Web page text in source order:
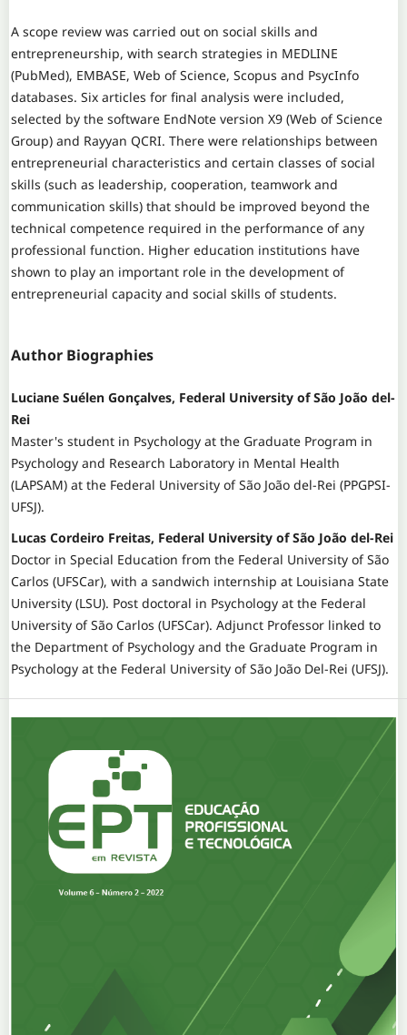
A scope review was carried out on social skills and
entrepreneurship, with search strategies in MEDLINE
(PubMed), EMBASE, Web of Science, Scopus and PsycInfo
databases. Six articles for final analysis were included,
selected by the software EndNote version X9 (Web of Science
Group) and Rayyan QCRI. There were relationships between
entrepreneurial characteristics and certain classes of social
skills (such as leadership, cooperation, teamwork and
communication skills) that should be improved beyond the
technical competence required in the performance of any
professional function. Higher education institutions have
shown to play an important role in the development of
entrepreneurial capacity and social skills of students.
Author Biographies
Luciane Suélen Gonçalves, Federal University of São João del-
Rei
Master's student in Psychology at the Graduate Program in
Psychology and Research Laboratory in Mental Health
(LAPSAM) at the Federal University of São João del-Rei (PPGPSI-
UFSJ).
Lucas Cordeiro Freitas, Federal University of São João del-Rei
Doctor in Special Education from the Federal University of São
Carlos (UFSCar), with a sandwich internship at Louisiana State
University (LSU). Post doctoral in Psychology at the Federal
University of São Carlos (UFSCar). Adjunct Professor linked to
the Department of Psychology and the Graduate Program in
Psychology at the Federal University of São João Del-Rei (UFSJ).